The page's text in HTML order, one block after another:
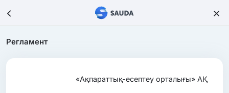
Регламент
«Ақпараттық-есептеу орталығы» АҚ